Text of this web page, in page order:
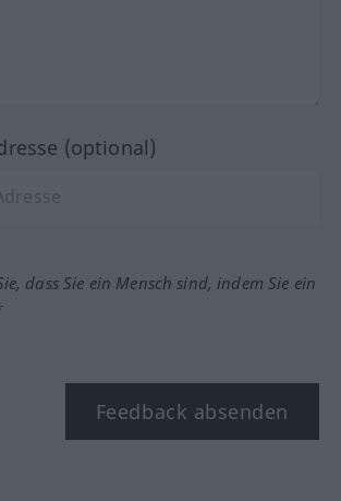
(optional)
dass Sie ein Mensch sind, indem Sie ein
Feedback absenden